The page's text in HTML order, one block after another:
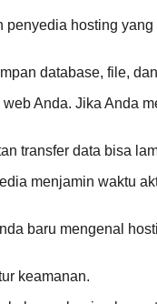
hosting
database, file,
Anda. Jika Anda
transfer data bisa
menjamin waktu
baru mengenal
keamanan.